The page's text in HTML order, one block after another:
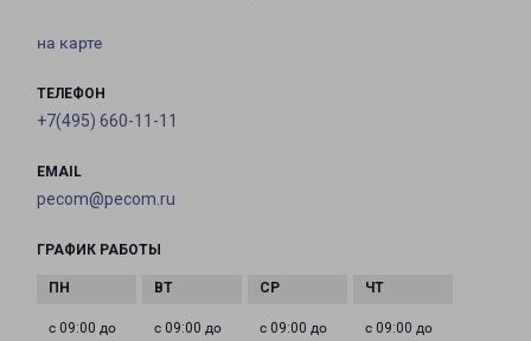
на карте
ТЕЛЕФОН
+7(495) 660-11-11
EMAIL
pecom@pecom.ru
ГРАФИК РАБОТЫ
с 09:00 до
с 09:00 до
с 09:00 до
с 09:00 до